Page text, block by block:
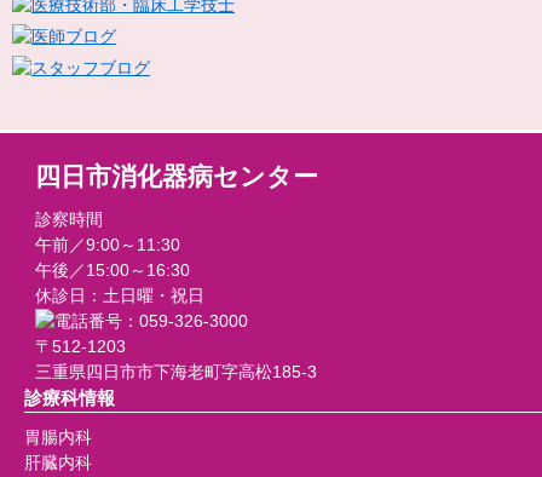
四日市消化器病センター
診察時間
午前／9:00～11:30
午後／15:00～16:30
休診日：土日曜・祝日
〒512-1203
三重県四日市市下海老町字高松185-3
診療科情報
胃腸内科
肝臓内科